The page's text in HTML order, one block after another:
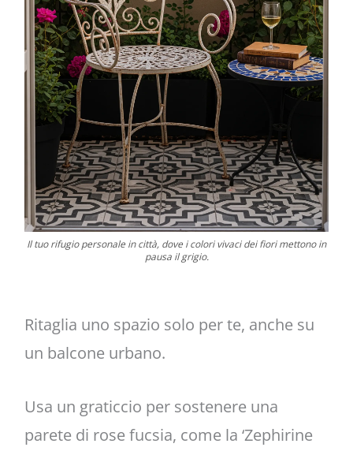
Il tuo rifugio personale in città, dove i colori vivaci dei fiori mettono in
pausa il grigio.
Ritaglia uno spazio solo per te, anche su
un balcone urbano.
Usa un graticcio per sostenere una
parete di rose fucsia, come la ‘Zephirine